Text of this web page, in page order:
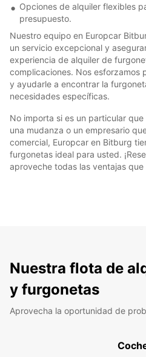
Opciones de alquiler flexibles
presupuesto.
Nuestro equipo en Europcar
un servicio excepcional y
experiencia de alquiler de
complicaciones. Nos esforzamos
y ayudarle a encontrar la
necesidades específicas.
No importa si es un particular
una mudanza o un empresario
comercial, Europcar en Bitburg
furgonetas ideal para usted.
aproveche todas las ventajas que
Nuestra flota de
y furgonetas
Aprovecha la oportunidad de